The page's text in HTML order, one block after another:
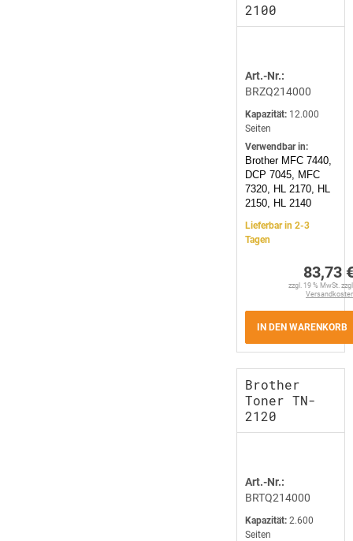
2100
Art.-Nr.:
BRZQ214000
Kapazität: 12.000
Seiten
Verwendbar in:
Brother MFC 7440,
DCP 7045, MFC
7320, HL 2170, HL
2150, HL 2140
Lieferbar in 2-3
Tagen
83,73
zzgl. 19 % MwSt.
IN DEN WARENKORB
Brother
Toner TN-
2120
Art.-Nr.:
BRTQ214000
Kapazität: 2.600
Seiten